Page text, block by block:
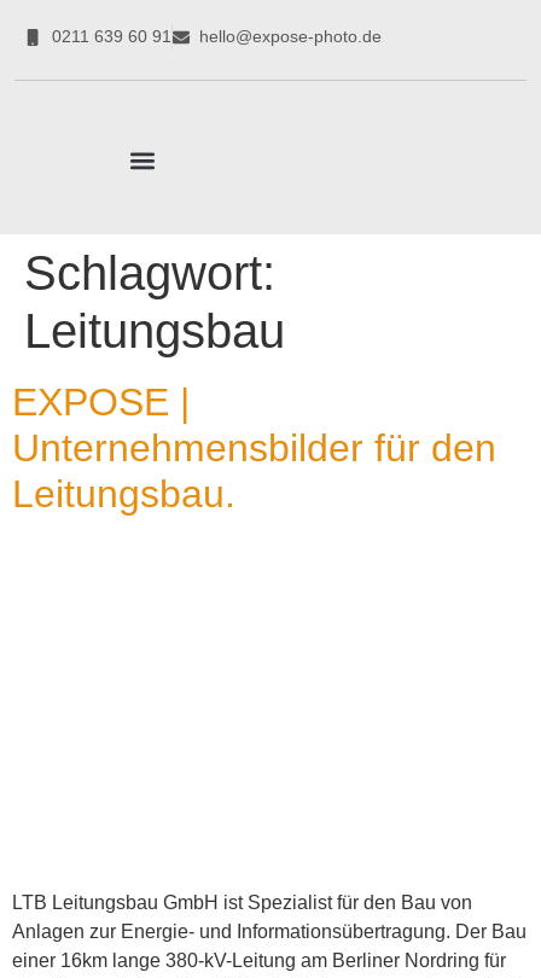
0211 639 60 91 hello@expose-photo.de
Schlagwort:
Leitungsbau
EXPOSE |
Unternehmensbilder für den
Leitungsbau.
LTB Leitungsbau GmbH ist Spezialist für den Bau von
Anlagen zur Energie- und Informationsübertragung. Der Bau
einer 16km lange 380-kV-Leitung am Berliner Nordring für